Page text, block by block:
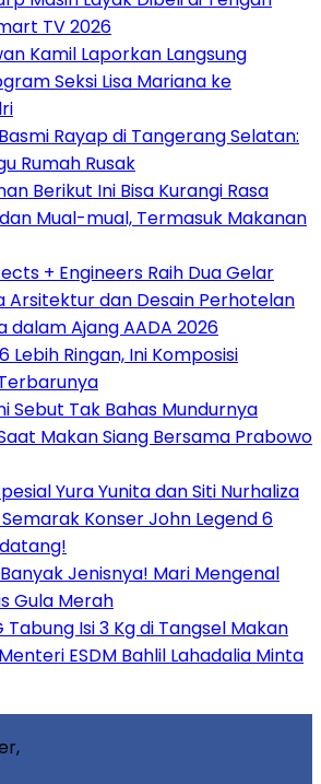
TV 2026
Kamil Laporkan Langsung
Seksi Lisa Mariana ke
Rayap di Tangerang Selatan:
Rumah Rusak
Berikut Ini Bisa Kurangi Rasa
Mual-mual, Termasuk Makanan
+ Engineers Raih Dua Gelar
Arsitektur dan Desain Perhotelan
dalam Ajang AADA 2026
Lebih Ringan, Ini Komposisi
Sebut Tak Bahas Mundurnya
Makan Siang Bersama Prabowo
Yura Yunita dan Siti Nurhaliza
Konser John Legend 6
Jenisnya! Mari Mengenal
Gula Merah
Tabung Isi 3 Kg di Tangsel Makan
ESDM Bahlil Lahadalia Minta